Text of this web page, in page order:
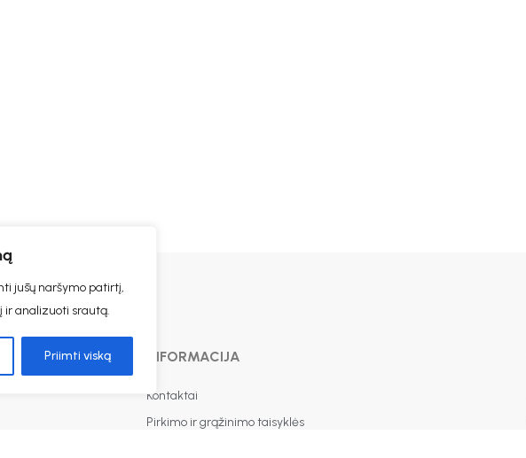
jūsų naršymo patirtį,
analizuoti srautą.
Priimti viską INFORMACIJA
Kontaktai
Pirkimo ir grąžinimo taisyklės